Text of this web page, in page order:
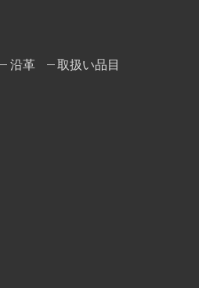
沿革
取扱い品目